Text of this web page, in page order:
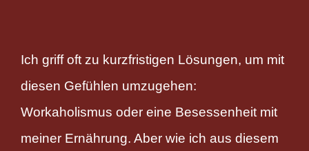
Ich griff oft zu kurzfristigen Lösungen, um mit
diesen Gefühlen umzugehen:
Workaholismus oder eine Besessenheit mit
meiner Ernährung. Aber wie ich aus diesem